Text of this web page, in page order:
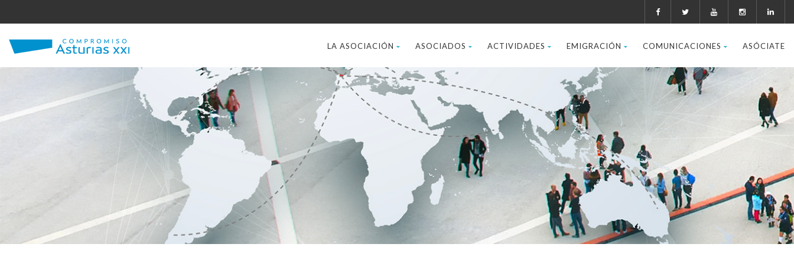
LA ASOCIACIÓN ASOCIADOS ACTIVIDADES EMIGRACIÓN COMUNICACIONES ASÓCIATE